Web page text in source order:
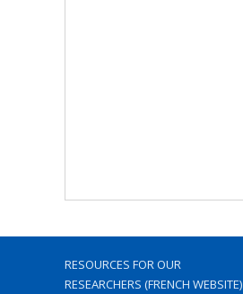
RESOURCES FOR OUR
RESEARCHERS (FRENCH WEBSITE)